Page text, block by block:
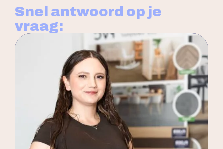
Snel antwoord op je
vraag: